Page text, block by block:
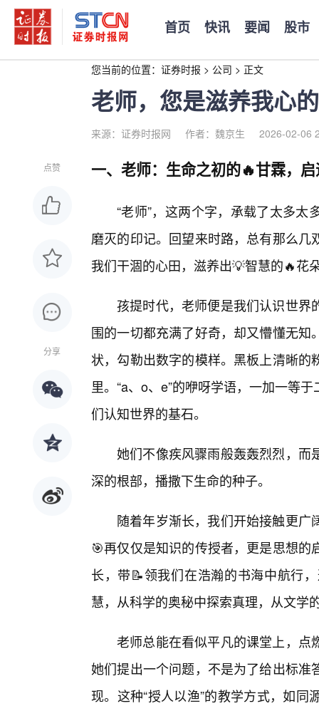
首页 快讯 要闻 股市
您当前的位置： 证券时报 > 公司 > 正文
老师，您是滋养我心
来源：证券时报网 作者：魏京生 2026-02-06
点赞
分享
一、老师：生命之初的🔥甘霖，
“老师”，这两个字，承载了太多
磨灭的印记。回望来时路，总有那么
我们干涸的心田，滋养出💡智慧的🔥花
孩提时代，老师便是我们认识世界
围的一切都充满了好奇，却又懵懂无
状，勾勒出数字的模样。黑板上清晰
里。“a、o、e”的咿呀学语，一加一等
们认知世界的基石。
她们不像疾风骤雨般轰轰烈烈，而
深的根部，播撒下生命的种子。
随着年岁渐长，我们开始接触更
🎯再仅仅是知识的传授者，更是思想
长，带📝领我们在浩瀚的书海中航行
慧，从科学的奥秘中探索真理，从文学
老师总能在看似平凡的课堂上，点
她们提出一个问题，不是为了给出标
现。这种“授人以渔”的教学方式，如